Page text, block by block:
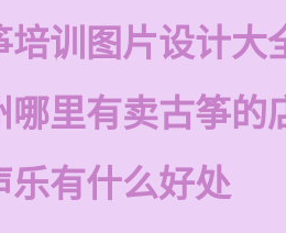
培训图片设计大
哪里有卖古筝的
乐有什么好处